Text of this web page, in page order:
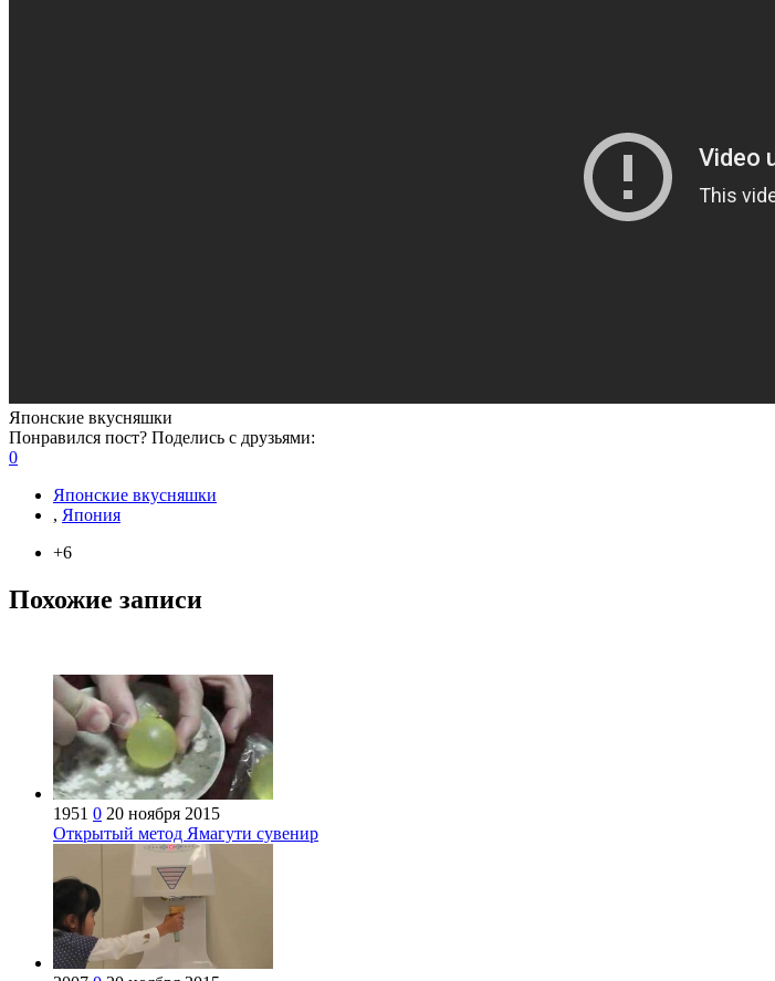
Японские вкусняшки
Понравился пост? Поделись с друзьями:
0
Японские вкусняшки
, Япония
+6
Похожие записи
1951 0 20 ноября 2015
Открытый метод Ямагути сувенир